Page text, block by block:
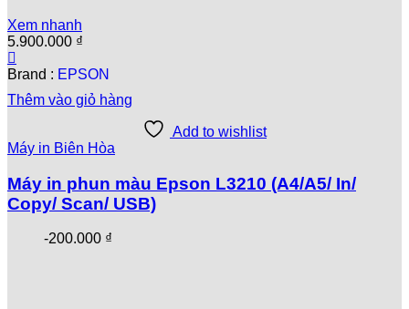
Xem nhanh
5.900.000 ₫
Brand : EPSON
Thêm vào giỏ hàng
Add to wishlist
Máy in Biên Hòa
Máy in phun màu Epson L3210 (A4/A5/ In/
Copy/ Scan/ USB)
-200.000 ₫